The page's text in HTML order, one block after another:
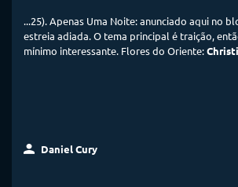
...25). Apenas Uma Noite: anunciado aqui no
estreia adiada. O tema principal é traição,
mínimo interessante. Flores do Oriente:
Daniel Cury